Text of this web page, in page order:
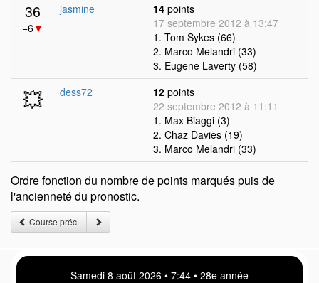
36
−6▼
jasmine 14 points
17 septembre 2012 à 13:47
1. Tom Sykes (66)
2. Marco Melandri (33)
3. Eugene Laverty (58)
💥 dess72 12 points
22 septembre 2012 à 11:11
1. Max Biaggi (3)
2. Chaz Davies (19)
3. Marco Melandri (33)
Ordre fonction du nombre de points marqués puis de
l'ancienneté du pronostic.
Course préc.
Samedi 8 août 2026 • 7:44 • 28e année